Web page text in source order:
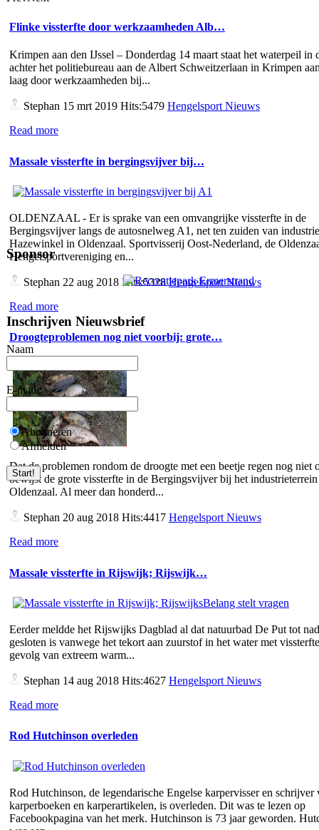
Flinke vissterfte door werkzaamheden Alb…
Krimpen aan den IJssel – Donderdag 14 maart staat het waterpeil in
achter het politiebureau aan de Albert Schweitzerlaan in Krimpen
laag door werkzaamheden bij...
Stephan 15 mrt 2019 Hits:5479 Hengelsport Nieuws
Read more
Massale vissterfte in bergingsvijver bij…
OLDENZAAL - Er is sprake van een omvangrijke vissterfte in de
Bergingsvijver langs de autosnelweg A1, net ten zuiden van
Hazewinkel in Oldenzaal. Sportvisserij Oost-Nederland, de
Hengelsportvereniging en...
Stephan 22 aug 2018 Hits:5328Hengelsport Nieuws
Read more
Droogteproblemen nog niet voorbij: grote…
Dat de problemen rondom de droogte met een beetje regen nog niet
bewijst de grote vissterfte in de Bergingsvijver bij het
Oldenzaal. Al meer dan honderd...
Stephan 20 aug 2018 Hits:4417 Hengelsport Nieuws
Read more
Massale vissterfte in Rijswijk; Rijswijk…
Eerder meldde het Rijswijks Dagblad al dat natuurbad De Put tot
gesloten is vanwege het tekort aan zuurstof in het water met
gevolg van extreem warm...
Stephan 14 aug 2018 Hits:4627 Hengelsport Nieuws
Read more
Rod Hutchinson overleden
Rod Hutchinson, de legendarische Engelse karpervisser en schrijver
karperboeken en karperartikelen, is overleden. Dit was te lezen op
Facebookpagina van het merk. Hutchinson is 73 jaar geworden.
Sponsor
Inschrijven Nieuwsbrief
Naam
E-mail
Abonneren
Afmelden